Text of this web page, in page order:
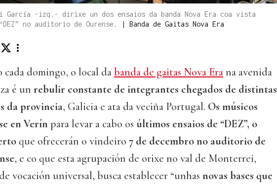
García -izq.- dirixe un dos ensaios da banda Nova Era coa vista
no auditorio de Ourense.
| Banda de Gaitas Nova Era
cada domingo, o local dabanda de gaitas Nova Erana avenida
é un rebulir constante de integrantes chegados de distintas
da provincia, Galicia e ata da veciña Portugal. Os músicos
en Verín para levar a cabo os últimos ensaios de “DEZ”, o
que ofrecerán o vindeiro 7 de decembro no auditorio de
, e co que esta agrupación de orixe no val de Monterrei,
vocación universal, busca establecer “unhas novas bases que